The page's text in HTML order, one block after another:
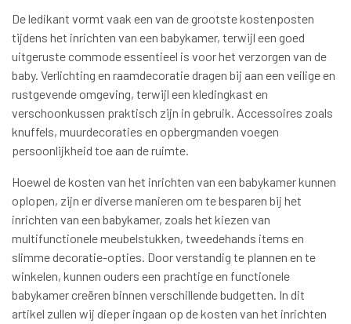
De ledikant vormt vaak een van de grootste kostenposten
tijdens het inrichten van een babykamer, terwijl een goed
uitgeruste commode essentieel is voor het verzorgen van de
baby. Verlichting en raamdecoratie dragen bij aan een veilige en
rustgevende omgeving, terwijl een kledingkast en
verschoonkussen praktisch zijn in gebruik. Accessoires zoals
knuffels, muurdecoraties en opbergmanden voegen
persoonlijkheid toe aan de ruimte.
Hoewel de kosten van het inrichten van een babykamer kunnen
oplopen, zijn er diverse manieren om te besparen bij het
inrichten van een babykamer, zoals het kiezen van
multifunctionele meubelstukken, tweedehands items en
slimme decoratie-opties. Door verstandig te plannen en te
winkelen, kunnen ouders een prachtige en functionele
babykamer creëren binnen verschillende budgetten. In dit
artikel zullen wij dieper ingaan op de kosten van het inrichten